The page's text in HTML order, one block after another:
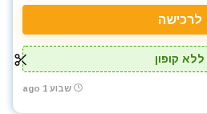
לרכישה
ללא קופון
שבוע 1 ago